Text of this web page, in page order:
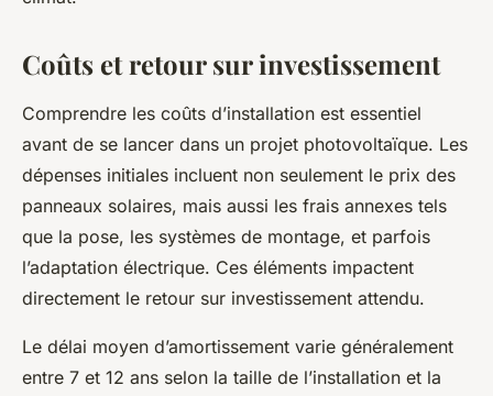
Coûts et retour sur investissement
Comprendre les coûts d’installation est essentiel
avant de se lancer dans un projet photovoltaïque. Les
dépenses initiales incluent non seulement le prix des
panneaux solaires, mais aussi les frais annexes tels
que la pose, les systèmes de montage, et parfois
l’adaptation électrique. Ces éléments impactent
directement le retour sur investissement attendu.
Le délai moyen d’amortissement varie généralement
entre 7 et 12 ans selon la taille de l’installation et la